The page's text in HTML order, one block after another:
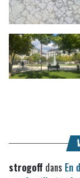
strogoff dans En